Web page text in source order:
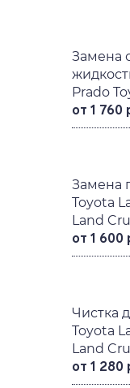
Замена
Prado
от 1 760
Замена
Toyota
Land
от 1 600
Чистка
Toyota
Land
от 1 280